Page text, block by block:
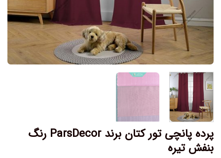
پرده پانچی تور کتان برند ParsDecor رنگ
بنفش تیره